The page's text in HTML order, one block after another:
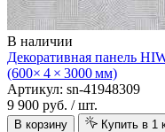
В наличии
Декоративная панель
(600× 4 × 3000 мм)
Артикул: sn-41948309
9 900 руб. / шт.
В корзину Купить в 1